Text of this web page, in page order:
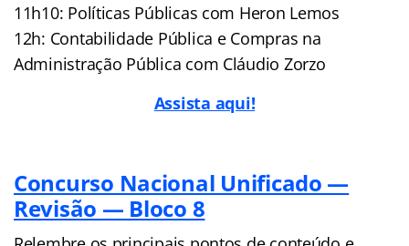
11h10: Políticas Públicas com Heron Lemos
12h: Contabilidade Pública e Compras na
Administração Pública com Cláudio Zorzo
Assista aqui!
Concurso Nacional Unificado —
Revisão — Bloco 8